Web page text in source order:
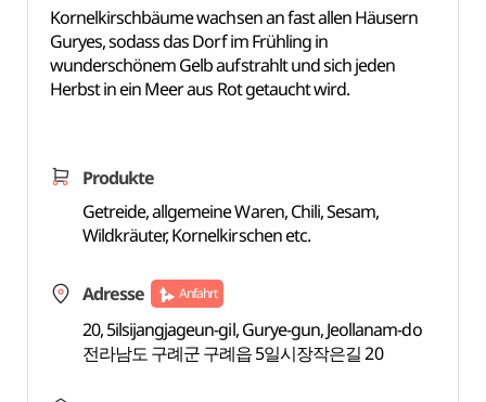
Kornelkirschbäume wachsen an fast allen Häusern
Guryes, sodass das Dorf im Frühling in
wunderschönem Gelb aufstrahlt und sich jeden
Herbst in ein Meer aus Rot getaucht wird.
Produkte
Getreide, allgemeine Waren, Chili, Sesam,
Wildkräuter, Kornelkirschen etc.
Adresse Anfahrt
20, 5ilsijangjageun-gil, Gurye-gun, Jeollanam-do
전라남도 구례군 구례읍 5일시장작은길 20